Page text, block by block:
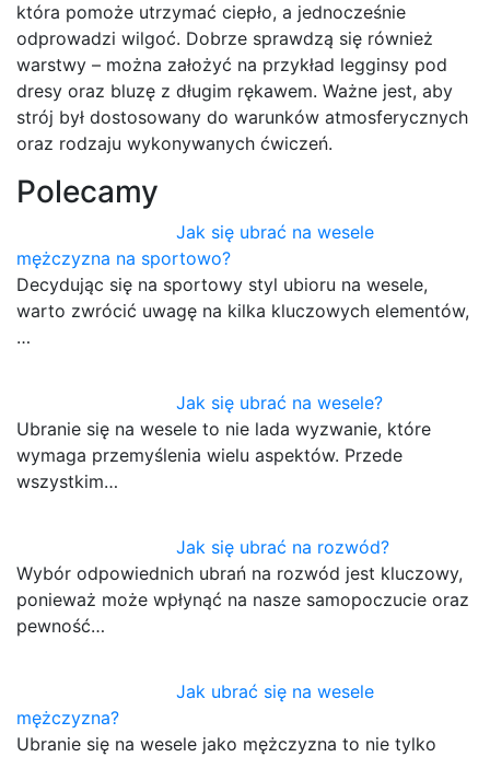
która pomoże utrzymać ciepło, a jednocześnie
odprowadzi wilgoć. Dobrze sprawdzą się również
warstwy – można założyć na przykład legginsy pod
dresy oraz bluzę z długim rękawem. Ważne jest, aby
strój był dostosowany do warunków atmosferycznych
oraz rodzaju wykonywanych ćwiczeń.
Polecamy
Jak się ubrać na wesele
mężczyzna na sportowo?
Decydując się na sportowy styl ubioru na wesele,
warto zwrócić uwagę na kilka kluczowych elementów,
…
Jak się ubrać na wesele?
Ubranie się na wesele to nie lada wyzwanie, które
wymaga przemyślenia wielu aspektów. Przede
wszystkim…
Jak się ubrać na rozwód?
Wybór odpowiednich ubrań na rozwód jest kluczowy,
ponieważ może wpłynąć na nasze samopoczucie oraz
pewność…
Jak ubrać się na wesele
mężczyzna?
Ubranie się na wesele jako mężczyzna to nie tylko